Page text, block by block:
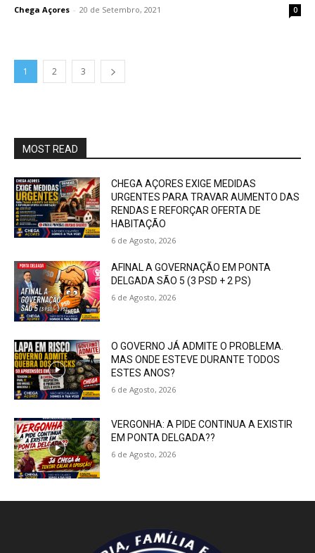
Chega Açores - 20 de Setembro, 2021 0
1 2 3
MOST READ
CHEGA AÇORES EXIGE MEDIDAS
URGENTES PARA TRAVAR AUMENTO DAS
RENDAS E REFORÇAR OFERTA DE
HABITAÇÃO
6 de Agosto, 2026
AFINAL A GOVERNAÇÃO EM PONTA
DELGADA SÃO 5 (3 PSD + 2 PS)
6 de Agosto, 2026
O GOVERNO JÁ ADMITE O PROBLEMA.
MAS ONDE ESTEVE DURANTE TODOS
ESTES ANOS?
6 de Agosto, 2026
VERGONHA: A PIDE CONTINUA A EXISTIR
EM PONTA DELGADA??
6 de Agosto, 2026